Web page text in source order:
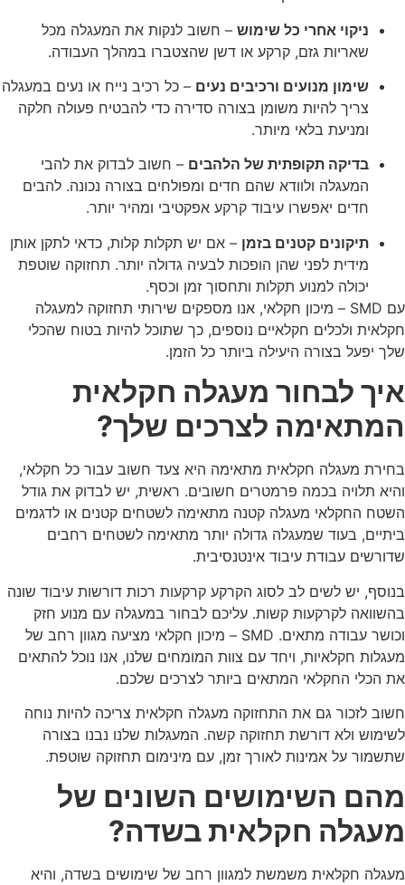
ניקוי אחרי כל שימוש – חשוב לנקות את המעגלה מכל
שאריות גזם, קרקע או דשן שהצטברו במהלך העבודה.
שימון מנועים ורכיבים נעים – כל רכיב נייח או נעים במעגלה
צריך להיות משומן בצורה סדירה כדי להבטיח פעולה חלקה
ומניעת בלאי מיותר.
בדיקה תקופתית של הלהבים – חשוב לבדוק את להבי
המעגלה ולוודא שהם חדים ומפולחים בצורה נכונה. להבים
חדים יאפשרו עיבוד קרקע אפקטיבי ומהיר יותר.
תיקונים קטנים בזמן – אם יש תקלות קלות, כדאי לתקן אותן
מידית לפני שהן הופכות לבעיה גדולה יותר. תחזוקה שוטפת
יכולה למנוע תקלות ותחסוך זמן וכסף.
עם SMD – מיכון חקלאי, אנו מספקים שירותי תחזוקה למעגלה
חקלאית ולכלים חקלאיים נוספים, כך שתוכל להיות בטוח שהכלי
שלך יפעל בצורה היעילה ביותר כל הזמן.
איך לבחור מעגלה חקלאית
המתאימה לצרכים שלך?
בחירת מעגלה חקלאית מתאימה היא צעד חשוב עבור כל חקלאי,
והיא תלויה בכמה פרמטרים חשובים. ראשית, יש לבדוק את גודל
השטח החקלאי מעגלה קטנה מתאימה לשטחים קטנים או לדגמים
ביתיים, בעוד שמעגלה גדולה יותר מתאימה לשטחים רחבים
שדורשים עבודת עיבוד אינטנסיבית.
בנוסף, יש לשים לב לסוג הקרקע קרקעות רכות דורשות עיבוד שונה
בהשוואה לקרקעות קשות. עליכם לבחור במעגלה עם מנוע חזק
וכושר עבודה מתאים. SMD – מיכון חקלאי מציעה מגוון רחב של
מעגלות חקלאיות, ויחד עם צוות המומחים שלנו, אנו נוכל להתאים
את הכלי החקלאי המתאים ביותר לצרכים שלכם.
חשוב לזכור גם את התחזוקה מעגלה חקלאית צריכה להיות נוחה
לשימוש ולא דורשת תחזוקה קשה. המעגלות שלנו נבנו בצורה
שתשמור על אמינות לאורך זמן, עם מינימום תחזוקה שוטפת.
מהם השימושים השונים של
מעגלה חקלאית בשדה?
מעגלה חקלאית משמשת למגוון רחב של שימושים בשדה, והיא